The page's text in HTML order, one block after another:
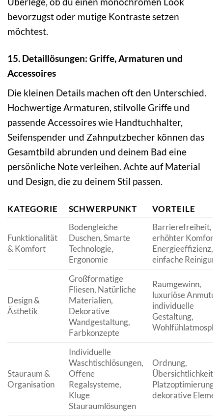
bevorzugst oder mutige Kontraste setzen
möchtest.
15. Detaillösungen: Griffe, Armaturen und
Accessoires
Die kleinen Details machen oft den Unterschied.
Hochwertige Armaturen, stilvolle Griffe und
passende Accessoires wie Handtuchhalter,
Seifenspender und Zahnputzbecher können das
Gesamtbild abrunden und deinem Bad eine
persönliche Note verleihen. Achte auf Material
und Design, die zu deinem Stil passen.
KATEGORIE SCHWERPUNKT VORTEILE
Funktionalität
& Komfort
Bodengleiche
Duschen, Smarte
Technologie,
Ergonomie
Barrierefreiheit,
erhöhter Komfort,
Energieeffizienz,
einfache Reinigung
Design &
Ästhetik
Großformatige
Fliesen, Natürliche
Materialien,
Dekorative
Wandgestaltung,
Farbkonzepte
Raumgewinn,
luxuriöse
individuelle
Gestaltung,
Stauraum &
Organisation
Individuelle
Waschtischlösungen,
Offene
Regalsysteme,
Kluge
Stauraumlösungen
Ordnung,
Übersichtlichkeit,
Platzoptimierung,
dekorative